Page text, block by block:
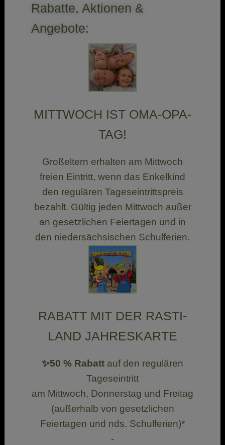
Rabatte, Aktionen &
Angebote:
MITTWOCH IST OMA-OPA-
TAG!
Großeltern erhalten am Mittwoch
freien Eintritt, wenn das Enkelkind
den regulären Tageseintrittspreis
bezahlt. Gültig jeden Mittwoch außer
an gesetzlichen Feiertagen und in
den niedersächsischen Schulferien.
RABATT MIT DER RASTI-
LAND JAHRESKARTE
✨50 % Rabatt auf den regulären
Tageseintritt
am Mittwoch, Donnerstag und Freitag
(außerhalb von gesetzlichen
Feiertagen und nds. Schulferien)*
-